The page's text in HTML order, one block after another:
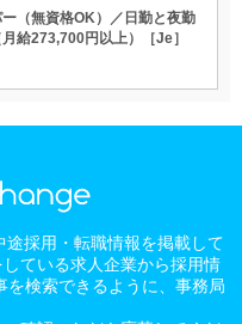
（無資格OK）／日勤と夜勤
給273,700円以上）［Je］
採用・転職情報を掲載して
ている求人企業から採用情
検索できるように、事務局